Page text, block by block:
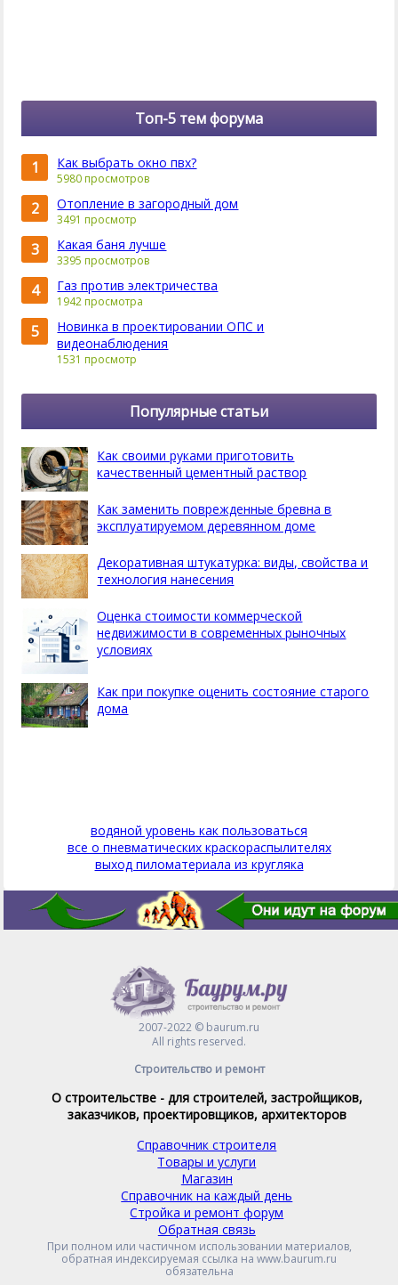
Топ-5 тем форума
1 Как выбрать окно пвх?
5980 просмотров
2 Отопление в загородный дом
3491 просмотр
3 Какая баня лучше
3395 просмотров
4 Газ против электричества
1942 просмотра
5
Новинка в проектировании ОПС и
видеонаблюдения
1531 просмотр
Популярные статьи
Как своими руками приготовить
качественный цементный раствор
Как заменить поврежденные бревна в
эксплуатируемом деревянном доме
Декоративная штукатурка: виды, свойства и
технология нанесения
Оценка стоимости коммерческой
недвижимости в современных рыночных
условиях
Как при покупке оценить состояние старого
дома
водяной уровень как пользоваться
все о пневматических краскораспылителях
выход пиломатериала из кругляка
2007-2022 © baurum.ru
All rights reserved.
Строительство и ремонт
О строительстве - для строителей, застройщиков,
заказчиков, проектировщиков, архитекторов
Справочник строителя
Товары и услуги
Магазин
Справочник на каждый день
Стройка и ремонт форум
Обратная связь
При полном или частичном использовании материалов,
обратная индексируемая ссылка на www.baurum.ru
обязательна